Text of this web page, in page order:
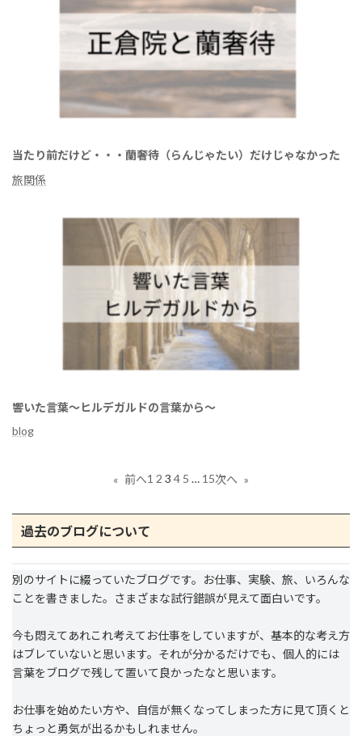
当たり前だけど・・・蘭奢待（らんじゃたい）だけじゃなかった
旅関係
響いた言葉～ヒルデガルドの言葉から～
blog
« 前へ1 2 3 4 5 … 15次へ »
過去のブログについて
別のサイトに綴っていたブログです。お仕事、実験、旅、いろんな
ことを書きました。さまざまな試行錯誤が見えて面白いです。
今も悶えてあれこれ考えてお仕事をしていますが、基本的な考え方
はブレていないと思います。それが分かるだけでも、個人的には
言葉をブログで残して置いて良かったなと思います。
お仕事を始めたい方や、自信が無くなってしまった方に見て頂くと
ちょっと勇気が出るかもしれません。